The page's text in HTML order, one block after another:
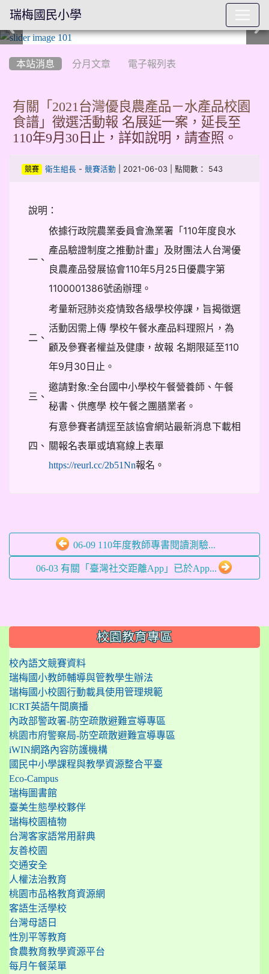
本站消息 分月文章 電子報列表
有關「2021台灣優良農產品－水產品校園
食譜」徵選活動報 名展延一案，延長至
110年9月30日止，詳如說明，請查照。
競賽 衛生組長- 競賽活動 | 2021-06-03 | 點閱數： 543
說明：
一、
依據行政院農業委員會漁業署「110年度良水
產品驗證制度之推動計畫」及財團法人台灣優
良農產品發展協會110年5月25日優農字第
1100001386號函辦理。
二、
考量新冠肺炎疫情致各級學校停課，旨揭徵選
活動因需上傳 學校午餐水產品料理照片，為
顧及參賽者權益及健康，故報 名期限延至110
年9月30日止。
三、
邀請對象:全台國中小學校午餐營養師、午餐
秘書、供應學 校午餐之團膳業者。
四、
有意參賽者請逕至該協會網站最新消息下載相
關報名表單或填寫線上表單
https://reurl.cc/2b51Nn報名。
06-09 110年度教師專書閱讀測驗...
06-03 有關「臺灣社交距離App」已於App...
::: 校園教育專區
校內語文競賽資料
瑞梅國小教師輔導與管教學生辦法
瑞梅國小校園行動載具使用管理規範
ICRT英語午間廣播
內政部警政署-防空疏散避難宣導專區
桃園市府警察局-防空疏散避難宣導專區
iWIN網路內容防護機構
國民中小學課程與教學資源整合平臺
Eco-Campus
瑞梅圖書館
臺美生態學校夥伴
瑞梅校園植物
台灣客家語常用辭典
友善校園
交通安全
人權法治教育
桃園市品格教育資源網
客語生活學校
台灣母語日
性別平等教育
食農教育教學資源平台
每月午餐菜單
瑞梅國民小學